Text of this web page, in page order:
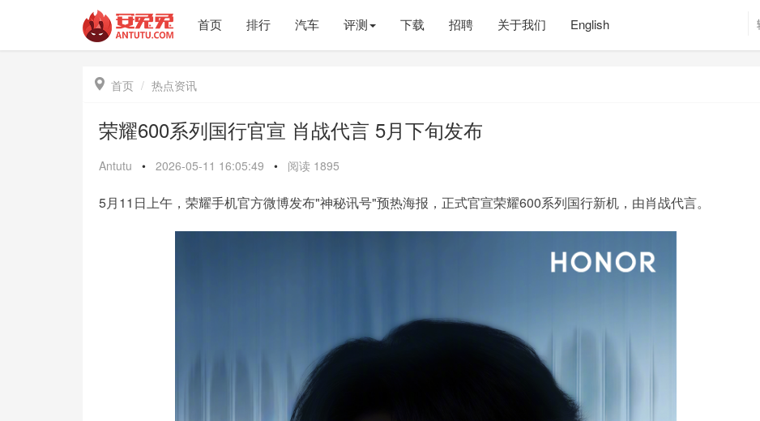
首页 排行 汽车 评测 下载 招聘 关于我们 English
 首页 热点资讯
荣耀600系列国行官宣 肖战代言 5月下旬发布
Antutu • 2026-05-11 16:05:49 • 阅读 1895
5月11日上午，荣耀手机官方微博发布"神秘讯号"预热海报，正式官宣荣耀600系列国行新机，由肖战代言。